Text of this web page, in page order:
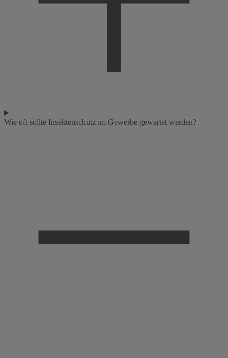
Wie oft sollte Insektenschutz im Gewerbe gewartet werden?